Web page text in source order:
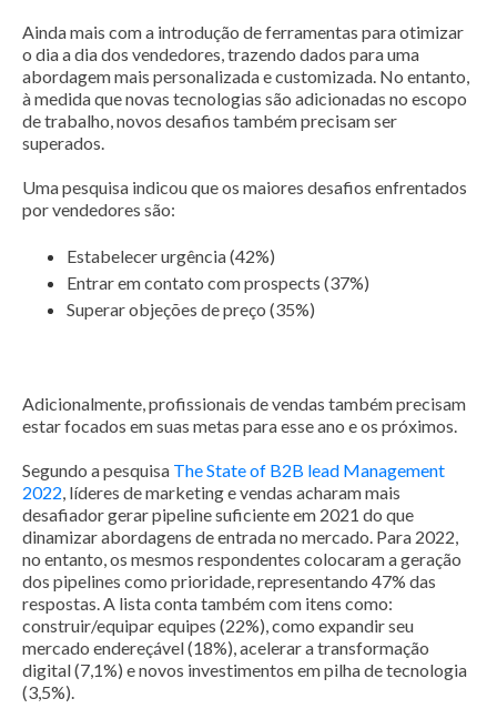
Ainda mais com a introdução de ferramentas para otimizar
o dia a dia dos vendedores, trazendo dados para uma
abordagem mais personalizada e customizada. No entanto,
à medida que novas tecnologias são adicionadas no escopo
de trabalho, novos desafios também precisam ser
superados.
Uma pesquisa indicou que os maiores desafios enfrentados
por vendedores são:
Estabelecer urgência (42%)
Entrar em contato com prospects (37%)
Superar objeções de preço (35%)
Adicionalmente, profissionais de vendas também precisam
estar focados em suas metas para esse ano e os próximos.
Segundo a pesquisa The State of B2B lead Management
2022 , líderes de marketing e vendas acharam mais
desafiador gerar pipeline suficiente em 2021 do que
dinamizar abordagens de entrada no mercado. Para 2022,
no entanto, os mesmos respondentes colocaram a geração
dos pipelines como prioridade, representando 47% das
respostas. A lista conta também com itens como:
construir/equipar equipes (22%), como expandir seu
mercado endereçável (18%), acelerar a transformação
digital (7,1%) e novos investimentos em pilha de tecnologia
(3,5%).